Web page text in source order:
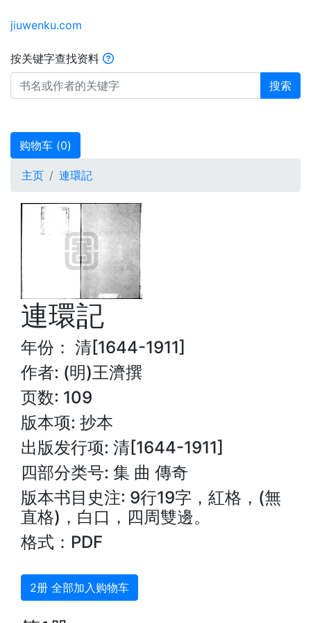
jiuwenku.com
按关键字查找资料
搜索
购物车 (0)
主页 連環記
連環記
年份： 清[1644-1911]
作者: (明)王濟撰
页数: 109
版本项: 抄本
出版发行项: 清[1644-1911]
四部分类号: 集 曲 傳奇
版本书目史注: 9行19字，紅格，(無
直格)，白口，四周雙邊。
格式：PDF
2册 全部加入购物车